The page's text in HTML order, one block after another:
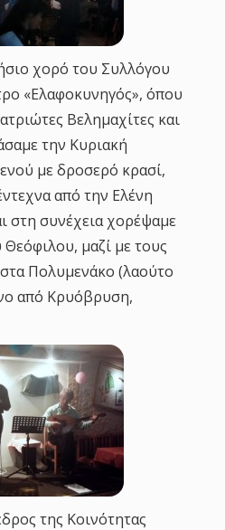
χορό του Συλλόγου
«Ελαφοκυνηγός», όπου
Βελημαχίτες και
την Κυριακή
με δροσερό κρασί,
από την Ελένη
στη συνέχεια χορέψαμε
μαζί με τους
Πολυμενάκο (λαούτο
από Κρυόβρυση,
της Κοινότητας